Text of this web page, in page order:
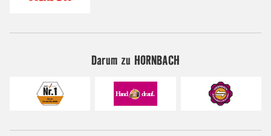
Darum zu HORNBACH